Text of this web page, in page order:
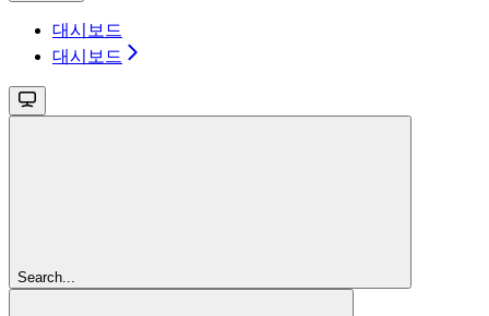
대시보드
대시보드
Search...